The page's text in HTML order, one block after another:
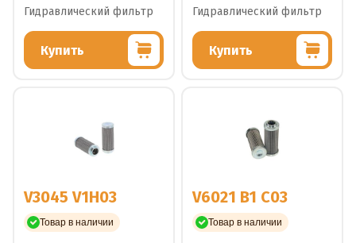
Гидравлический фильтр
Купить
Гидравлический фильтр
Купить
V3045 V1H03
Товар в наличии
V6021 B1 C03
Товар в наличии